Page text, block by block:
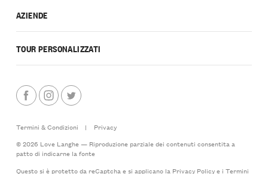
AZIENDE
TOUR PERSONALIZZATI
Termini & Condizioni |
Privacy
© 2026 Love Langhe — Riproduzione parziale dei contenuti consentita a
patto di indicarne la fonte
Questo si è protetto da reCaptcha e si applicano la Privacy Policye i Termini